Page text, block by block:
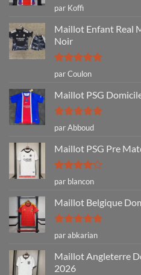
Note5sur
5
par Koffi
Maillot Enfant Real
Noir
Note5sur
5
par Coulon
Maillot PSG
Note5sur
5
par Abboud
Maillot PSG Pre
Note4
sur 5
par blancon
Maillot Belgique
Note5sur
5
par abkarian
Maillot Angleterre
2026